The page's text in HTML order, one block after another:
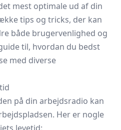
mest optimale ud af din
tips og tricks, der kan
både brugervenlighed og
til, hvordan du bedst
med diverse
på din arbejdsradio kan
Her er nogle